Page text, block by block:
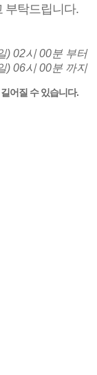
부탁드립니다.
) 02시 00분 부터
) 06시 00분 까지
어질 수 있습니다.